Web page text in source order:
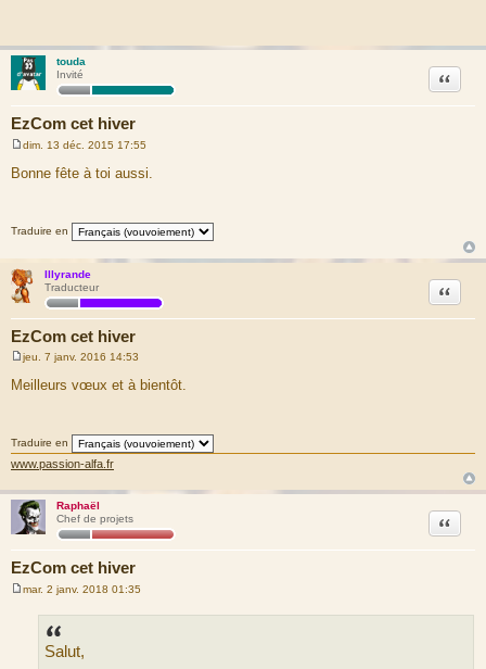
touda
Invité
EzCom cet hiver
Citation
s
e
dim. 13 déc. 2015 17:55
Bonne fête à toi aussi.
Traduire en
Illyrande
Traducteur
EzCom cet hiver
Citation
M
s
e
jeu. 7 janv. 2016 14:53
Meilleurs vœux et à bientôt.
Traduire en
www.passion-alfa.fr
Raphaël
Chef de projets
EzCom cet hiver
Citation
mar. 2 janv. 2018 01:35
Salut,